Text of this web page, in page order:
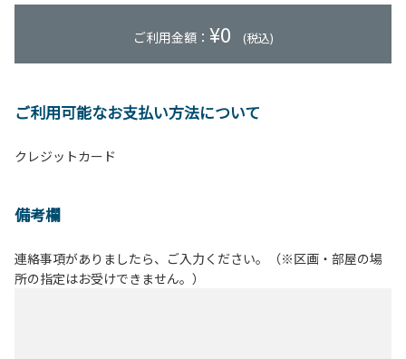
ご利用金額： ¥0 (税込)
ご利用可能なお支払い方法について
クレジットカード
備考欄
連絡事項がありましたら、ご入力ください。（※区画・部屋の場
所の指定はお受けできません。）